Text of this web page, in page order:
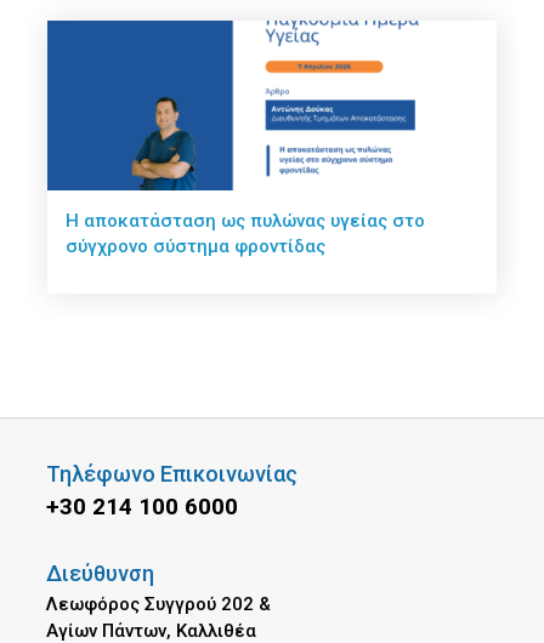
Η αποκατάσταση ως πυλώνας υγείας στο
σύγχρονο σύστημα φροντίδας
Τηλέφωνο Επικοινωνίας
+30 214 100 6000
Διεύθυνση
Λεωφόρος Συγγρού 202 &
Αγίων Πάντων, Καλλιθέα